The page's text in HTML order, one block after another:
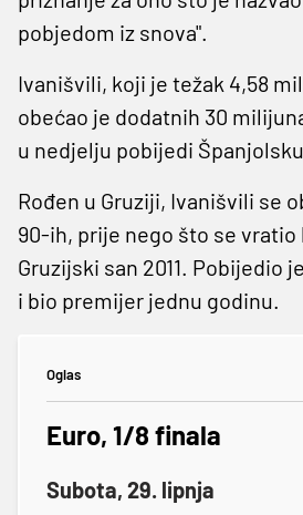
pobjedom iz snova".
Ivanišvili, koji je težak 4,58
obećao je dodatnih 30
u nedjelju pobijedi
Rođen u Gruziji, Ivanišvili se
90-ih, prije nego što se vratio
Gruzijski san 2011. Pobijedio
i bio premijer jednu godinu.
Oglas
Euro, 1/8 finala
Subota, 29. lipnja